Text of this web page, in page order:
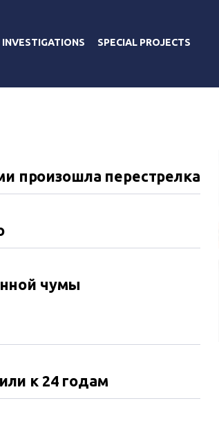
INVESTIGATIONS SPECIAL PROJECTS
произошла перестрелка
чумы
к 24 годам